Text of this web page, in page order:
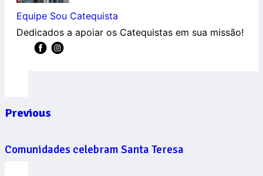
Equipe Sou Catequista
Dedicados a apoiar os Catequistas em sua missão!
Previous
Comunidades celebram Santa Teresa